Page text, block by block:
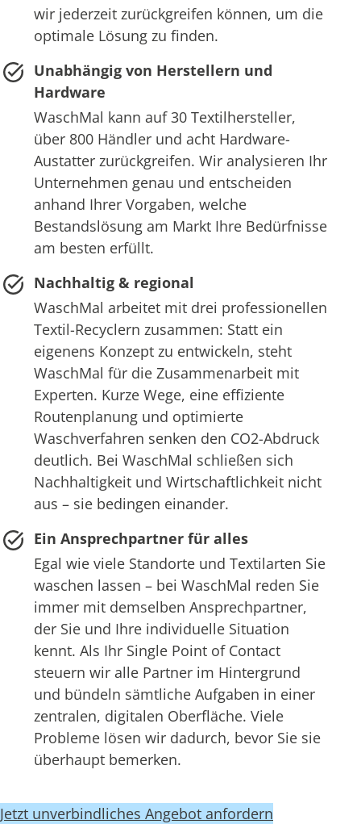
wir jederzeit zurückgreifen können, um die
optimale Lösung zu finden.
Unabhängig von Herstellern und
Hardware
WaschMal kann auf 30 Textilhersteller,
über 800 Händler und acht Hardware-
Austatter zurückgreifen. Wir analysieren Ihr
Unternehmen genau und entscheiden
anhand Ihrer Vorgaben, welche
Bestandslösung am Markt Ihre Bedürfnisse
am besten erfüllt.
Nachhaltig & regional
WaschMal arbeitet mit drei professionellen
Textil-Recyclern zusammen: Statt ein
eigenens Konzept zu entwickeln, steht
WaschMal für die Zusammenarbeit mit
Experten. Kurze Wege, eine effiziente
Routenplanung und optimierte
Waschverfahren senken den CO2-Abdruck
deutlich. Bei WaschMal schließen sich
Nachhaltigkeit und Wirtschaftlichkeit nicht
aus – sie bedingen einander.
Ein Ansprechpartner für alles
Egal wie viele Standorte und Textilarten Sie
waschen lassen – bei WaschMal reden Sie
immer mit demselben Ansprechpartner,
der Sie und Ihre individuelle Situation
kennt. Als Ihr Single Point of Contact
steuern wir alle Partner im Hintergrund
und bündeln sämtliche Aufgaben in einer
zentralen, digitalen Oberfläche. Viele
Probleme lösen wir dadurch, bevor Sie sie
überhaupt bemerken.
Jetzt unverbindliches Angebot anfordern